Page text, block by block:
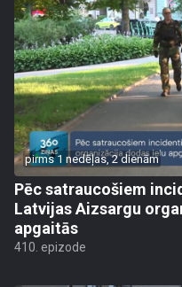
pirms 1 nedēļas, 2 dienām
Pēc satraucošiem
Latvijas Aizsargu
apgaitās
410. epizode